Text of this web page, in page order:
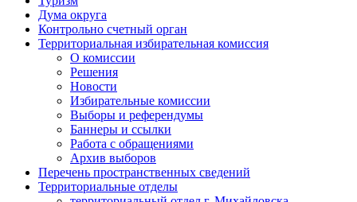
Дума округа
Контрольно счетный орган
Территориальная избирательная комиссия
О комиссии
Решения
Новости
Избирательные комиссии
Выборы и референдумы
Баннеры и ссылки
Работа с обращениями
Архив выборов
Перечень пространственных сведений
Территориальные отделы